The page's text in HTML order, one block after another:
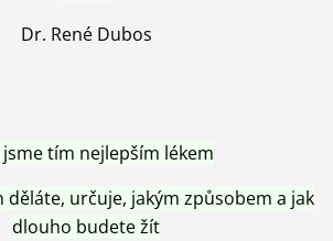
Dr. René Dubos
jsme tím nejlepším lékem
děláte, určuje, jakým způsobem a jak
dlouho budete žít